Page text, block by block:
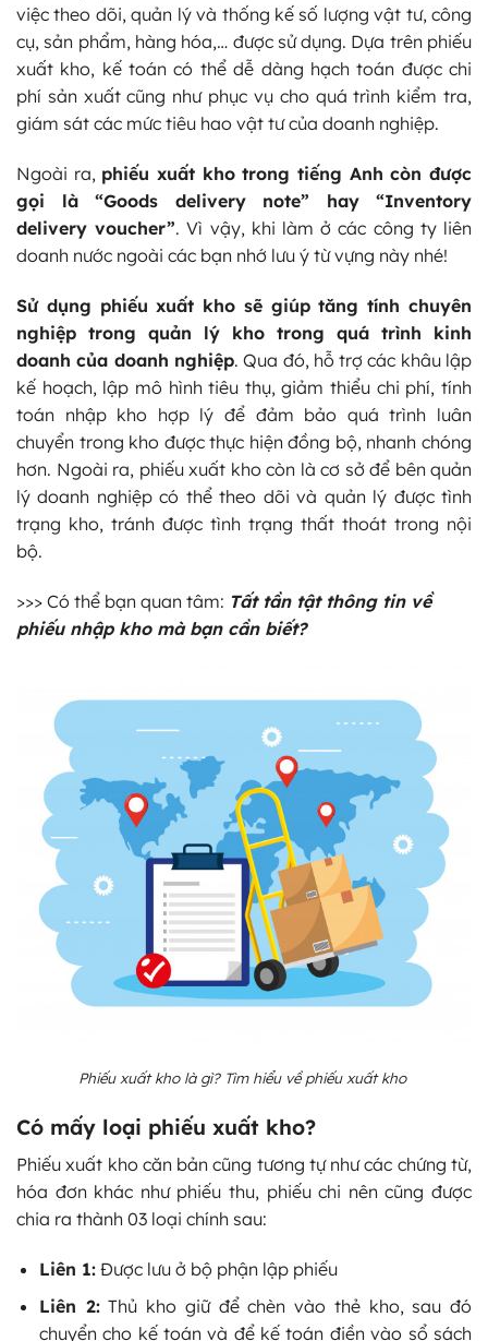
việc theo dõi, quản lý và thống kế số lượng vật tư, công
cụ, sản phẩm, hàng hóa,… được sử dụng. Dựa trên phiếu
xuất kho, kế toán có thể dễ dàng hạch toán được chi
phí sản xuất cũng như phục vụ cho quá trình kiểm tra,
giám sát các mức tiêu hao vật tư của doanh nghiệp.
Ngoài ra, phiếu xuất kho trong tiếng Anh còn được
gọi là “Goods delivery note” hay “Inventory
delivery voucher”. Vì vậy, khi làm ở các công ty liên
doanh nước ngoài các bạn nhớ lưu ý từ vựng này nhé!
Sử dụng phiếu xuất kho sẽ giúp tăng tính chuyên
nghiệp trong quản lý kho trong quá trình kinh
doanh của doanh nghiệp. Qua đó, hỗ trợ các khâu lập
kế hoạch, lập mô hình tiêu thụ, giảm thiểu chi phí, tính
toán nhập kho hợp lý để đảm bảo quá trình luân
chuyển trong kho được thực hiện đồng bộ, nhanh chóng
hơn. Ngoài ra, phiếu xuất kho còn là cơ sở để bên quản
lý doanh nghiệp có thể theo dõi và quản lý được tình
trạng kho, tránh được tình trạng thất thoát trong nội
bộ.
>>> Có thể bạn quan tâm: Tất tần tật thông tin về
phiếu nhập kho mà bạn cần biết?
Phiếu xuất kho là gì? Tìm hiểu về phiếu xuất kho
Có mấy loại phiếu xuất kho?
Phiếu xuất kho căn bản cũng tương tự như các chứng từ,
hóa đơn khác như phiếu thu, phiếu chi nên cũng được
chia ra thành 03 loại chính sau:
Liên 1:Được lưu ở bộ phận lập phiếu
Liên 2:Thủ kho giữ để chèn vào thẻ kho, sau đó
chuyển cho kế toán và để kế toán điền vào sổ sách